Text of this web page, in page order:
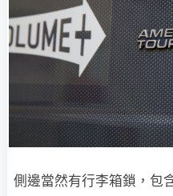
側邊當然有行李箱鎖，包